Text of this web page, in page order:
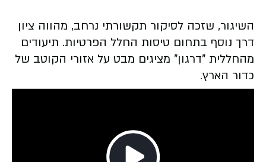
Video
השיגור, שזכה לסיקור תקשורתי נרחב, מהווה ציון
דרך נוסף בתחום טיסות החלל הפרטיות. תיעודים
מהחללית "דרגון" מציגים מבט על אזורי הקוטב של
כדור הארץ.